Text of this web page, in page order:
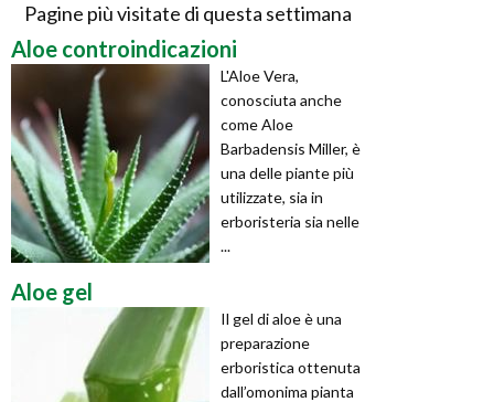
Pagine più visitate di questa settimana
Aloe controindicazioni
L'Aloe Vera,
conosciuta anche
come Aloe
Barbadensis Miller, è
una delle piante più
utilizzate, sia in
erboristeria sia nelle
...
Aloe gel
Il gel di aloe è una
preparazione
erboristica ottenuta
dall’omonima pianta